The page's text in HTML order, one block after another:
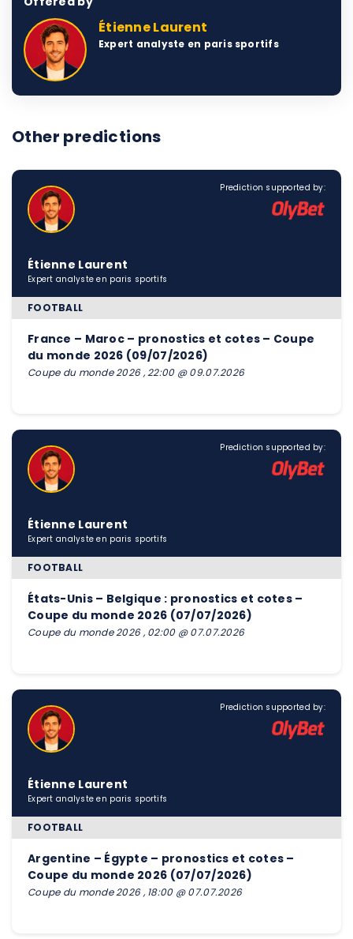
Étienne Laurent
Expert analyste en paris sportifs
Other predictions
Prediction supported by:
Étienne Laurent
Expert analyste en paris sportifs
FOOTBALL
France – Maroc – pronostics et cotes – Coupe
du monde 2026 (09/07/2026)
Coupe du monde 2026 , 22:00 @ 09.07.2026
Prediction supported by:
Étienne Laurent
Expert analyste en paris sportifs
FOOTBALL
États-Unis – Belgique : pronostics et cotes –
Coupe du monde 2026 (07/07/2026)
Coupe du monde 2026 , 02:00 @ 07.07.2026
Prediction supported by:
Étienne Laurent
Expert analyste en paris sportifs
FOOTBALL
Argentine – Égypte – pronostics et cotes –
Coupe du monde 2026 (07/07/2026)
Coupe du monde 2026 , 18:00 @ 07.07.2026